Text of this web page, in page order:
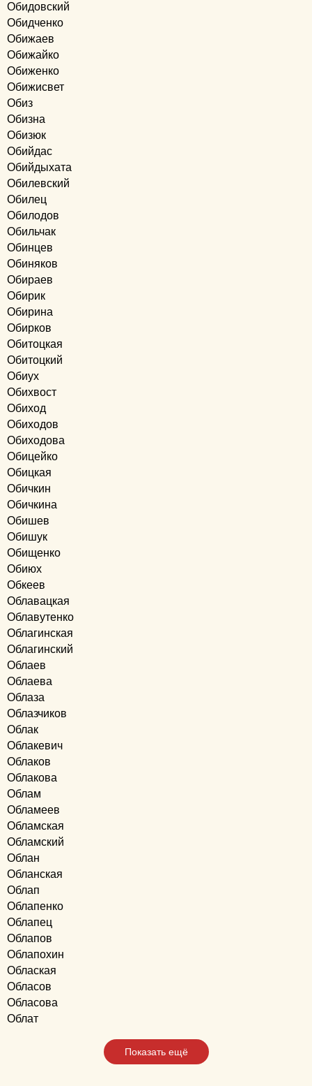
Обидовский
Обидченко
Обижаев
Обижайко
Обиженко
Обижисвет
Обиз
Обизна
Обизюк
Обийдас
Обийдыхата
Обилевский
Обилец
Обилодов
Обильчак
Обинцев
Обиняков
Обираев
Обирик
Обирина
Обирков
Обитоцкая
Обитоцкий
Обиух
Обихвост
Обиход
Обиходов
Обиходова
Обицейко
Обицкая
Обичкин
Обичкина
Обишев
Обишук
Обищенко
Обиюх
Обкеев
Облавацкая
Облавутенко
Облагинская
Облагинский
Облаев
Облаева
Облаза
Облазчиков
Облак
Облакевич
Облаков
Облакова
Облам
Обламеев
Обламская
Обламский
Облан
Обланская
Облап
Облапенко
Облапец
Облапов
Облапохин
Облаская
Обласов
Обласова
Облат
Показать ещё